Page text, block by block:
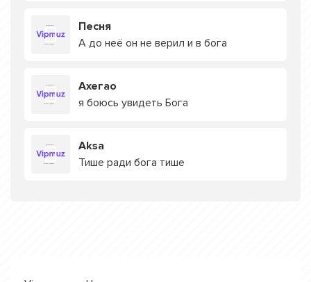
Песня
А до неё он не верил и в бога
Ахегао
я боюсь увидеть Бога
Aksa
Тише ради бога тише